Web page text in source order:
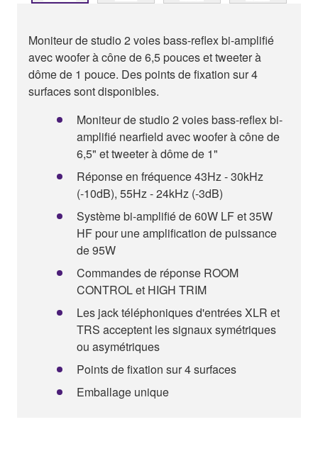
Moniteur de studio 2 voies bass-reflex bi-amplifié
avec woofer à cône de 6,5 pouces et tweeter à
dôme de 1 pouce. Des points de fixation sur 4
surfaces sont disponibles.
Moniteur de studio 2 voies bass-reflex bi-
amplifié nearfield avec woofer à cône de
6,5" et tweeter à dôme de 1"
Réponse en fréquence 43Hz - 30kHz
(-10dB), 55Hz - 24kHz (-3dB)
Système bi-amplifié de 60W LF et 35W
HF pour une amplification de puissance
de 95W
Commandes de réponse ROOM
CONTROL et HIGH TRIM
Les jack téléphoniques d'entrées XLR et
TRS acceptent les signaux symétriques
ou asymétriques
Points de fixation sur 4 surfaces
Emballage unique